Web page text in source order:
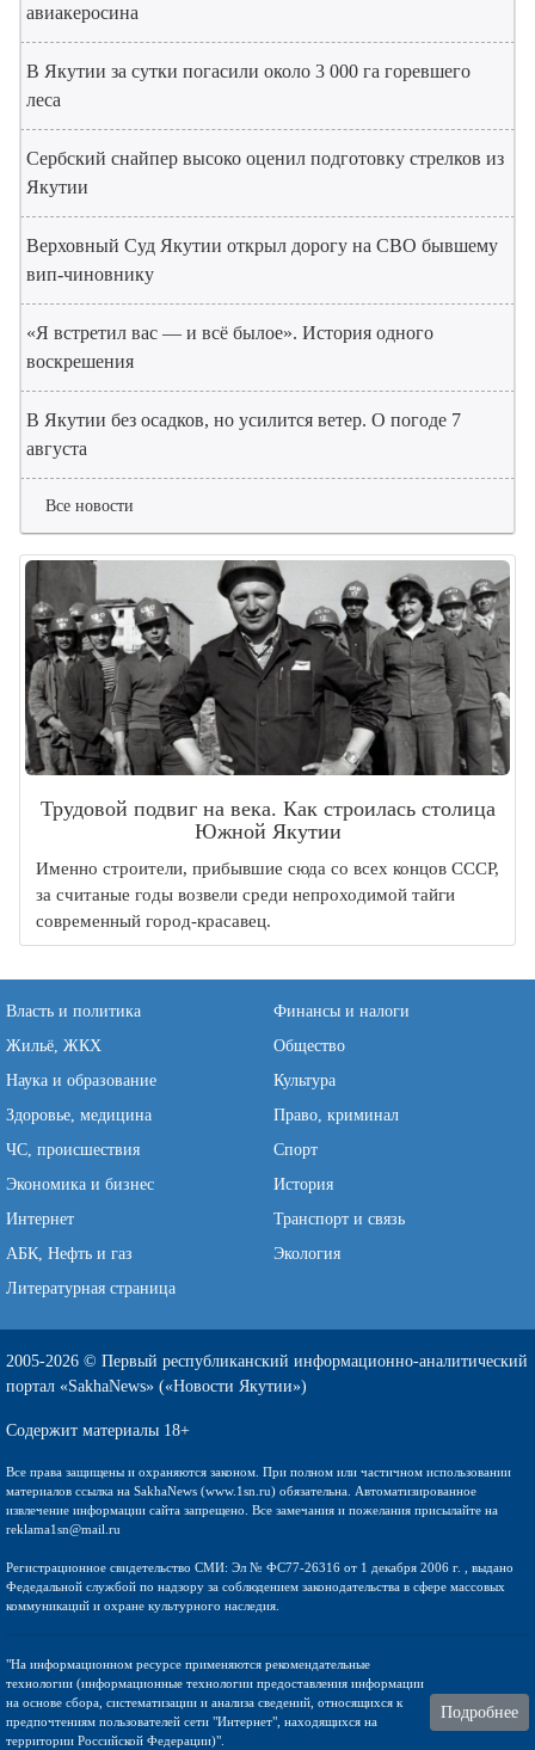
авиакеросина
В Якутии за сутки погасили около 3 000 га горевшего
леса
Сербский снайпер высоко оценил подготовку стрелков из
Якутии
Верховный Суд Якутии открыл дорогу на СВО бывшему
вип-чиновнику
«Я встретил вас — и всё былое». История одного
воскрешения
В Якутии без осадков, но усилится ветер. О погоде 7
августа
Все новости
Трудовой подвиг на века. Как строилась столица
Южной Якутии
Именно строители, прибывшие сюда со всех концов СССР,
за считаные годы возвели среди непроходимой тайги
современный город-красавец.
Власть и политика
Финансы и налоги
Жильё, ЖКХ
Общество
Наука и образование
Культура
Здоровье, медицина
Право, криминал
ЧС, происшествия
Спорт
Экономика и бизнес
История
Интернет
Транспорт и связь
АБК, Нефть и газ
Экология
Литературная страница
2005-2026 © Первый республиканский информационно-аналитический
портал «SakhaNews» («Новости Якутии»)
Содержит материалы 18+
Все права защищены и охраняются законом. При полном или частичном использовании
материалов ссылка на SakhaNews (www.1sn.ru) обязательна. Автоматизированное
извлечение информации сайта запрещено. Все замечания и пожелания присылайте на
reklama1sn@mail.ru
Регистрационное свидетельство СМИ: Эл № ФС77-26316 от 1 декабря 2006 г. , выдано
Федедальной службой по надзору за соблюдением законодательства в сфере массовых
коммуникаций и охране культурного наследия.
"На информационном ресурсе применяются рекомендательные
технологии (информационные технологии предоставления информации
на основе сбора, систематизации и анализа сведений, относящихся к
предпочтениям пользователей сети "Интернет", находящихся на
территории Российской Федерации)".
Подробнее